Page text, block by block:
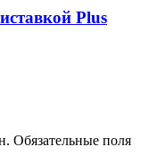
Plus
Обязательные поля